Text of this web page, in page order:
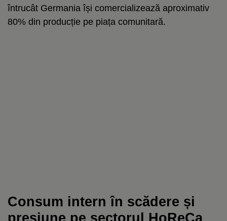
întrucât Germania își comercializează aproximativ
80% din producție pe piața comunitară.
Consum intern în scădere și
presiune pe sectorul HoReCa